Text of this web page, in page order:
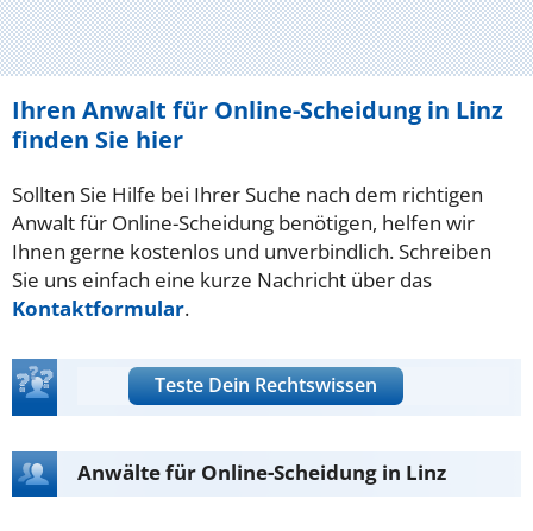
Ihren Anwalt für Online-Scheidung in Linz
finden Sie hier
Sollten Sie Hilfe bei Ihrer Suche nach dem richtigen
Anwalt für Online-Scheidung benötigen, helfen wir
Ihnen gerne kostenlos und unverbindlich. Schreiben
Sie uns einfach eine kurze Nachricht über das
Kontaktformular.
Teste Dein Rechtswissen
Anwälte für Online-Scheidung in Linz